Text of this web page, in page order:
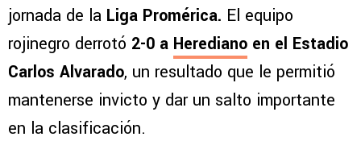
jornada de la Liga Promérica. El equipo
rojinegro derrotó 2-0 a Herediano en el Estadio
Carlos Alvarado, un resultado que le permitió
mantenerse invicto y dar un salto importante
en la clasificación.